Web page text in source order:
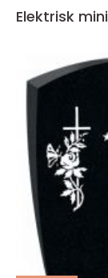
Elektrisk